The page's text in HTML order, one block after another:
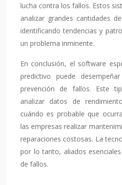
lucha contra los fallos. Estos
analizar grandes cantidades
identificando tendencias y
un problema inminente.
En conclusión, el software
predictivo puede
prevención de fallos. Este
analizar datos de
cuándo es probable que
las empresas realizar
reparaciones costosas. La
por lo tanto, aliados
de fallos.